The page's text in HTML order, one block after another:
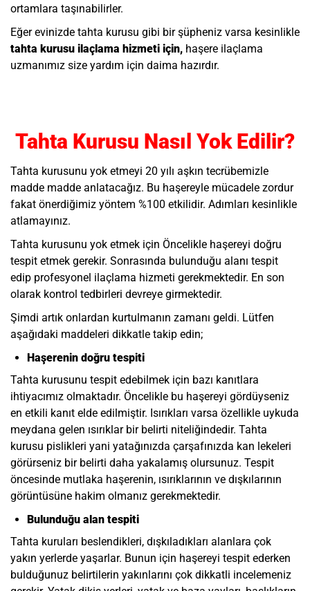
ortamlara taşınabilirler.
Eğer evinizde tahta kurusu gibi bir şüpheniz varsa kesinlikle
tahta kurusu ilaçlama hizmeti için, haşere ilaçlama
uzmanımız size yardım için daima hazırdır.
Tahta Kurusu Nasıl Yok Edilir?
Tahta kurusunu yok etmeyi 20 yılı aşkın tecrübemizle
madde madde anlatacağız. Bu haşereyle mücadele zordur
fakat önerdiğimiz yöntem %100 etkilidir. Adımları kesinlikle
atlamayınız.
Tahta kurusunu yok etmek için Öncelikle haşereyi doğru
tespit etmek gerekir. Sonrasında bulunduğu alanı tespit
edip profesyonel ilaçlama hizmeti gerekmektedir. En son
olarak kontrol tedbirleri devreye girmektedir.
Şimdi artık onlardan kurtulmanın zamanı geldi. Lütfen
aşağıdaki maddeleri dikkatle takip edin;
Haşerenin doğru tespiti
Tahta kurusunu tespit edebilmek için bazı kanıtlara
ihtiyacımız olmaktadır. Öncelikle bu haşereyi gördüyseniz
en etkili kanıt elde edilmiştir. Isırıkları varsa özellikle uykuda
meydana gelen ısırıklar bir belirti niteliğindedir. Tahta
kurusu pislikleri yani yatağınızda çarşafınızda kan lekeleri
görürseniz bir belirti daha yakalamış olursunuz. Tespit
öncesinde mutlaka haşerenin, ısırıklarının ve dışkılarının
görüntüsüne hakim olmanız gerekmektedir.
Bulunduğu alan tespiti
Tahta kuruları beslendikleri, dışkıladıkları alanlara çok
yakın yerlerde yaşarlar. Bunun için haşereyi tespit ederken
bulduğunuz belirtilerin yakınlarını çok dikkatli incelemeniz